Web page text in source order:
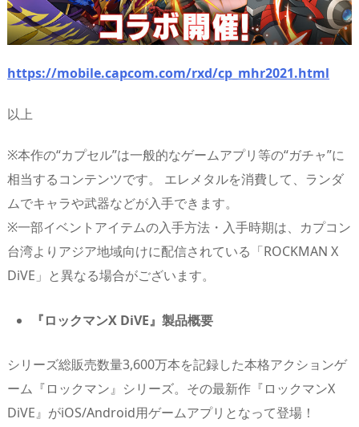
https://mobile.capcom.com/rxd/cp_mhr2021.html
以上
※本作の“カプセル”は一般的なゲームアプリ等の“ガチャ”に
相当するコンテンツです。 エレメタルを消費して、ランダ
ムでキャラや武器などが入手できます。
※一部イベントアイテムの入手方法・入手時期は、カプコン
台湾よりアジア地域向けに配信されている「ROCKMAN X
DiVE」と異なる場合がございます。
『ロックマンX DiVE』製品概要
シリーズ総販売数量3,600万本を記録した本格アクションゲ
ーム『ロックマン』シリーズ。その最新作『ロックマンX
DiVE』がiOS/Android用ゲームアプリとなって登場！